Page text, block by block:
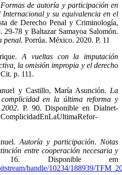
Formas de autoría y participación en
y su equivalencia en el
de Derecho Penal y Criminología,
29-78 y Baltazar Samayoa Salomón.
penal. Porrúa. México. 2020. P. 11
A vueltas con la imputación
la omisión impropia y el derecho
p. 111.
y Castillo, María Asunción. La
en la última reforma y
. P. 90. Disponible en Dialnet-
Autoría y participación. Notas
entre cooperación necesaria y
Disponible em
handle/10234/188939/